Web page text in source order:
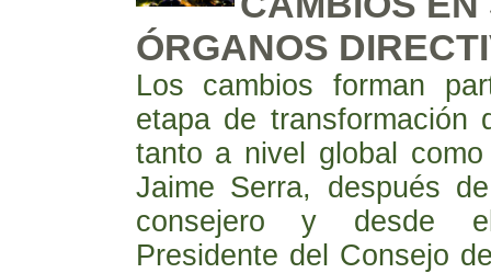
ÓRGANOS
Los cambios forman
etapa de transformación
tanto a nivel global
Jaime Serra, después
consejero y desde
Presidente del Consejo